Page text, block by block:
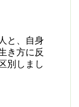
と、自身
き方に反
別しまし